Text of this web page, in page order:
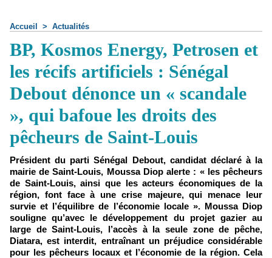
Accueil > Actualités
BP, Kosmos Energy, Petrosen et
les récifs artificiels : Sénégal
Debout dénonce un « scandale
», qui bafoue les droits des
pêcheurs de Saint-Louis
Président du parti Sénégal Debout, candidat déclaré à la
mairie de Saint-Louis, Moussa Diop alerte : « les pêcheurs
de Saint-Louis, ainsi que les acteurs économiques de la
région, font face à une crise majeure, qui menace leur
survie et l’équilibre de l’économie locale ». Moussa Diop
souligne qu’avec le développement du projet gazier au
large de Saint-Louis, l’accès à la seule zone de pêche,
Diatara, est interdit, entraînant un préjudice considérable
pour les pêcheurs locaux et l’économie de la région. Cela